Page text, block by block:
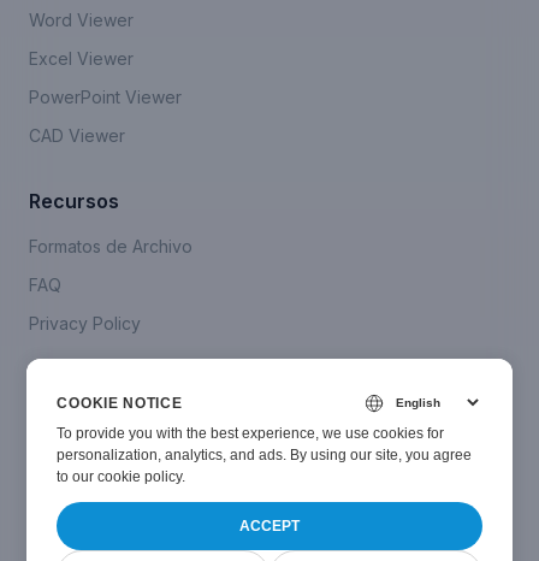
Word Viewer
Excel Viewer
PowerPoint Viewer
CAD Viewer
Recursos
Formatos de Archivo
FAQ
Privacy Policy
Contáctanos
© Smallize2024-2026. All Rights Reserved.
COOKIE NOTICE
To provide you with the best experience, we use cookies for
personalization, analytics, and ads. By using our site, you agree
toour cookie policy.
ACCEPT